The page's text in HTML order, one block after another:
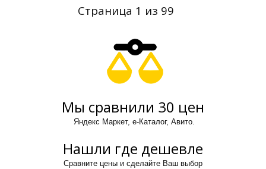
Страница 1 из 99
Мы сравнили 30 цен
Яндекс Маркет, е-Каталог, Авито.
Нашли где дешевле
Сравните цены и сделайте Ваш выбор